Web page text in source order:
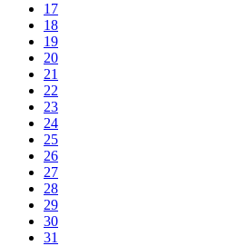
17
18
19
20
21
22
23
24
25
26
27
28
29
30
31